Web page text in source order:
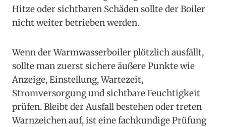
Hitze oder sichtbaren Schäden sollte der Boiler
nicht weiter betrieben werden.
Wenn der Warmwasserboiler plötzlich ausfällt,
sollte man zuerst sichere äußere Punkte wie
Anzeige, Einstellung, Wartezeit,
Stromversorgung und sichtbare Feuchtigkeit
prüfen. Bleibt der Ausfall bestehen oder treten
Warnzeichen auf, ist eine fachkundige Prüfung